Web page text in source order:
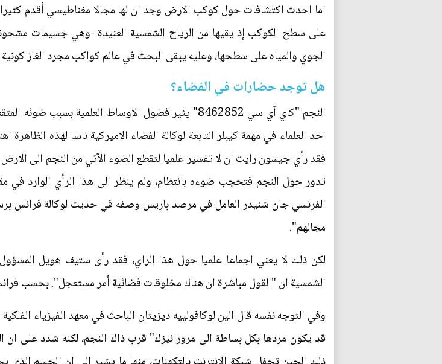
اما احدث اكتشافات حول كوكب الارض وجد ان لها مجالا مغناطيسي أقدم
على سطح الكوكب إذ يقيها من الرياح الشمسية العنيدة -وهي جسيمات
الجوي والمياه على سطحها، وعليه يبقى البحث في عالم كواكب مجرد الغاز
هل توجد حضارات في الفضاء؟
النجم "كاي آي سي 8462852" يثير فضول الاوساط العلمية
احد العلماء في مهمة كيبلر التابعة لوكالة الفضاء الاميركية ناسا لهذه
فقد رأي جيسون رايت ان لا تفسير علميا لتقطع الضوء الآتي من النجم الى
تدور حول النجم فتحجب ضوءه بانتظام، ولم ينظر الى هذا الرأي الوارد في
الفرنسي جان شنيدر العامل في مرصد باريس وصفه في حديث لوكالة فرانس
مجالهم".
لكن ذلك لا يعني اجماعا علميا حول هذا الراي، فقد رأى ستيف هويل
الشمسية ان "القول مباشرة ان هناك مخلوقات فضائية أمر مستعجل". بحسب
وفي التوجه نفسه قال الين لوكافولييه ديزيتان الباحث في معهد الفيزياء
قد يكون مردها بكل بساطة الى مرور نيزك" قرب ذاك النجم، لكنه شدد على